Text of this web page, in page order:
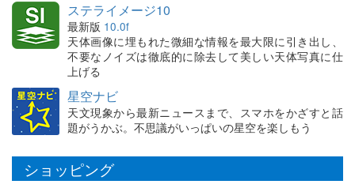
ステライメージ10
最新版 10.0f
天体画像に埋もれた微細な情報を最大限に引き出し、
不要なノイズは徹底的に除去して美しい天体写真に仕
上げる
星空ナビ
天文現象から最新ニュースまで、スマホをかざすと話
題がうかぶ。不思議がいっぱいの星空を楽しもう
ショッピング